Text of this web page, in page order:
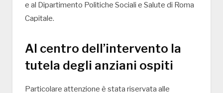
e al Dipartimento Politiche Sociali e Salute di Roma
Capitale.
Al centro dell’intervento la
tutela degli anziani ospiti
Particolare attenzione è stata riservata alle